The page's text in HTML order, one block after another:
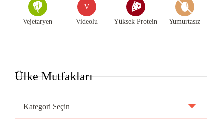
Vejetaryen
V
Videolu Yüksek Protein Yumurtasız
Ülke Mutfakları
Mutfakları